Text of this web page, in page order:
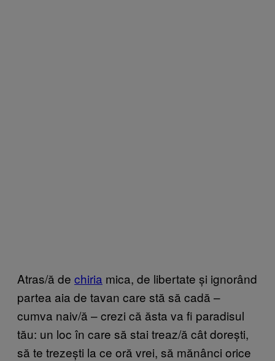
Atras/ă de chiria mica, de libertate și ignorând
partea aia de tavan care stă să cadă –
cumva naiv/ă – crezi că ăsta va fi paradisul
tău: un loc în care să stai treaz/ă cât dorești,
să te trezești la ce oră vrei, să mănânci orice